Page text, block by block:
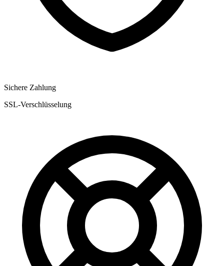
Sichere Zahlung
SSL-Verschlüsselung